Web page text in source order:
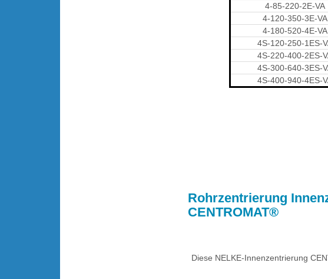
4-85-220-2E-VA
4-120-350-3E-VA
4-180-520-4E-VA
4S-120-250-1ES-
4S-220-400-2ES-
4S-300-640-3ES-
4S-400-940-4ES-
Rohrzentrierung
CENTROMAT®
Diese NELKE-Innenzentrierung